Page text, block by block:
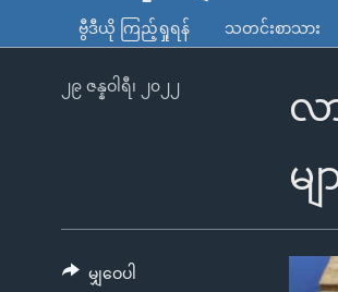
သည့်
ကမ္ဘာ့သတင်းများ
နိုင်ငံတကာ
မကြေးမုံရဲ့ အင်္ဂလိပ်စာ
ရေဒီယို
ရေဒီယိုနှင့်ရုပ်သံ အချက်အလက်များ
ဗွီဒီယို ကြည့်ရှုရန် သတင်းစာသား
လ
မ
၂၉ ဇန္နဝါရီ၊ ၂၀၂၂
မျှဝေပါ